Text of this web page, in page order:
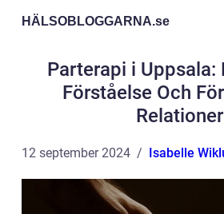
HÄLSOBLOGGARNA.se
Parterapi i Uppsala:
Förståelse Och
Relationer
12 september 2024 Isabelle